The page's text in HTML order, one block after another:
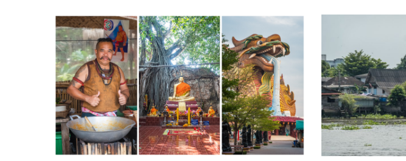
Singburi,
Suphan
Buri
et
+
:
3
visites
:
escape
sur
l’île
aux
poteries